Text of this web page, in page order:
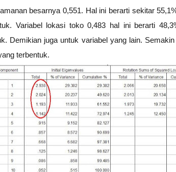
besarnya 0,551. Hal ini berarti sekitar
Variabel lokasi toko 0,483 hal ini berarti
Demikian juga untuk variabel yang lain.
terbentuk.